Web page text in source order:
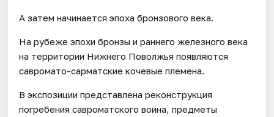
А затем начинается эпоха бронзового века.
На рубеже эпохи бронзы и раннего железного века
на территории Нижнего Поволжья появляются
савромато-сарматские кочевые племена.
В экспозиции представлена реконструкция
погребения савроматского воина, предметы